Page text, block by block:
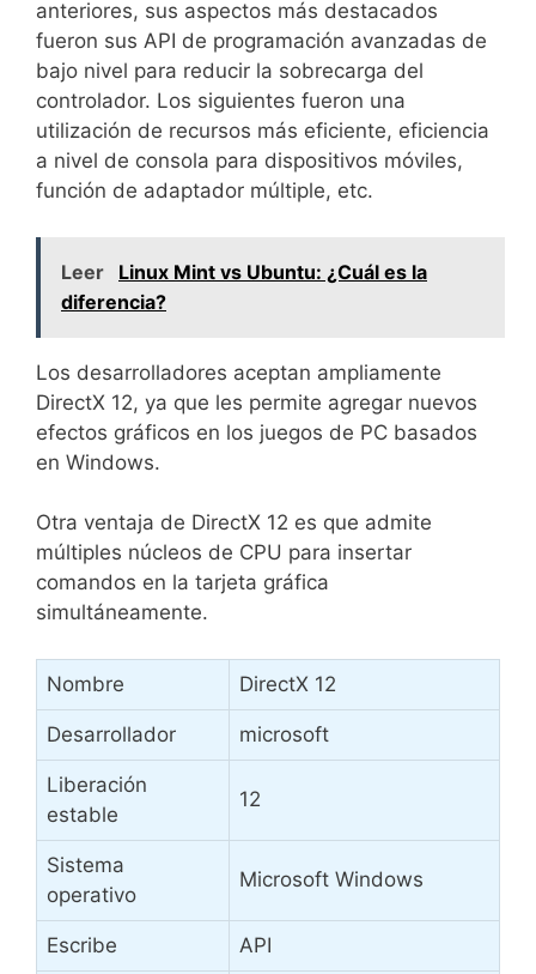
anteriores, sus aspectos más destacados
fueron sus API de programación avanzadas de
bajo nivel para reducir la sobrecarga del
controlador. Los siguientes fueron una
utilización de recursos más eficiente, eficiencia
a nivel de consola para dispositivos móviles,
función de adaptador múltiple, etc.
Leer
Linux Mint vs Ubuntu: ¿Cuál es la
diferencia?
Los desarrolladores aceptan ampliamente
DirectX 12, ya que les permite agregar nuevos
efectos gráficos en los juegos de PC basados ​​
en Windows.
Otra ventaja de DirectX 12 es que admite
múltiples núcleos de CPU para insertar
comandos en la tarjeta gráfica
simultáneamente.
Nombre DirectX 12
Desarrollador microsoft
Liberación
estable
12
Sistema
operativo
Microsoft Windows
Escribe API